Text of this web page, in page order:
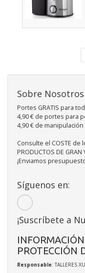
Sobre Nosotros
Portes GRATIS para
4,90 € de portes para
4,90 € de
Consulte el COSTE de
PRODUCTOS DE GRAN
¡Enviamos
Síguenos en:
¡Suscríbete a
PROTECCIÓN
Responsable: TALLERES